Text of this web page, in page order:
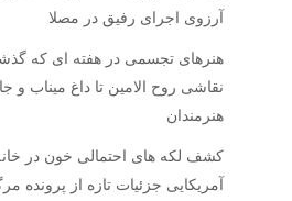
آرزوی اجرای رفیق در مصلا
هنرهای تجسمی در هفته ای که
نقاشی روح الامین تا داغ میناب و
هنرمندان
کشف لکه های احتمالی خون در
آمریکایی جزئیات تازه از